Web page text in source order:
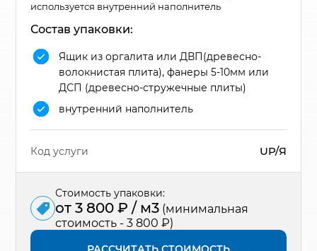
используется внутренний наполнитель
Состав упаковки:
Ящик из оргалита или ДВП(древесно-
волокнистая плита), фанеры 5-10мм или
ДСП (древесно-стружечные плиты)
внутренний наполнитель
Код услуги UP/Я
Стоимость упаковки:
от 3 800 ₽ / м3 (минимальная
стоимость - 3 800 ₽)